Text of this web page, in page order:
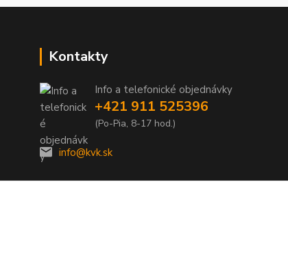
Kontakty
Info a telefonické objednávky
+421 911 525396
(Po-Pia, 8-17 hod.)
info@kvk.sk